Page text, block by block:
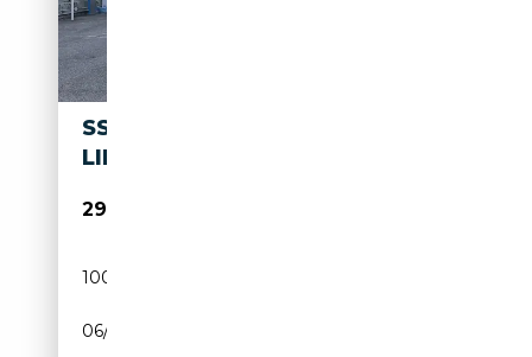
SSANGYONG TORRES G15 HEV
LIFE AUT.
29 400€
100 km
06/2026